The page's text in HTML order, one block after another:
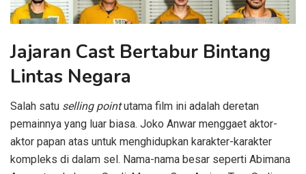
Jajaran Cast Bertabur Bintang
Lintas Negara
Salah satu selling pointutama film ini adalah deretan
pemainnya yang luar biasa. Joko Anwar menggaet aktor-
aktor papan atas untuk menghidupkan karakter-karakter
kompleks di dalam sel. Nama-nama besar seperti Abimana